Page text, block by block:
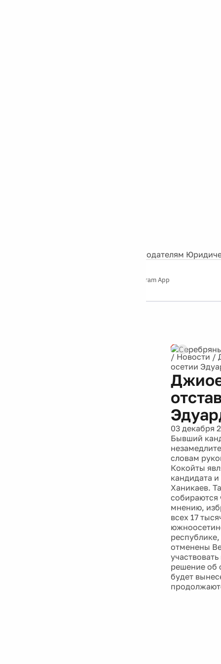
Рекламодателям
Telegram App
/ Новости /
осетии
03 декабря
Бывший
словам
Кокойты
кандидата
Ханикаев.
собираются
мнению,
всех 17
отменены
решение об
будет